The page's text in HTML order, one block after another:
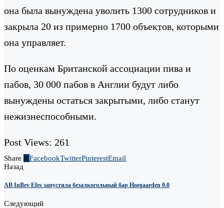
она была вынуждена уволить 1300 сотрудников и
закрыла 20 из примерно 1700 объектов, которыми
она управляет.
По оценкам Британской ассоциации пива и
пабов, 30 000 пабов в Англии будут либо
вынуждены остаться закрытыми, либо станут
нежизнеспособными.
Post Views: 261
Share 0 FacebookTwitterPinterestEmail
Назад
AB InBev Efes запустила безалкогольный бар Hoegaarden 0.0
Следующий